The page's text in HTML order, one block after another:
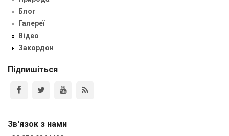
Блог
Галереї
Відео
Закордон
Підпишіться
Зв'язок з нами